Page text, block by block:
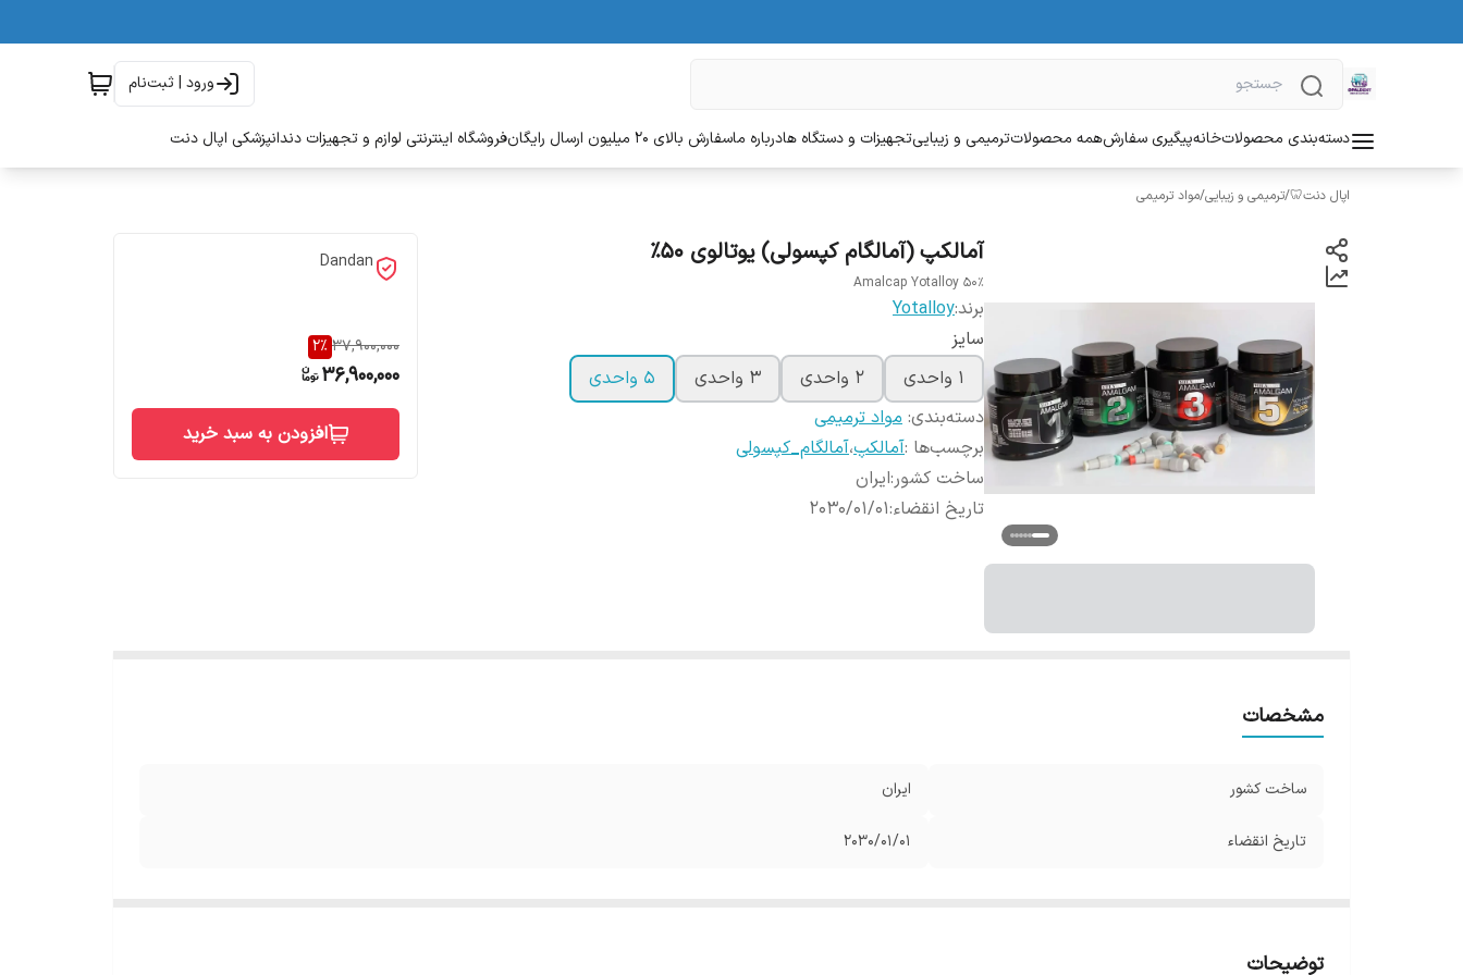
ورود | ثبت‌نام
دسته‌بندی محصولاتخانهپیگیری سفارشهمه محصولاتترمیمی و زیباییتجهیزات و دستگاه هادرباره ماسفارش بالای 20 میلیون ارسال رایگان فروشگاه اینترنتی لوازم و تجهیزات دندانپزشکی اپال دنت
اپال دنت🦷/ترمیمی و زیبایی/مواد ترمیمی
آمالکپ (آمالگام کپسولی) یوتالوی 50%
Amalcap Yotalloy 50%
برند:Yotalloy
سایز
1 واحدی
2 واحدی 3 واحدی
5 واحدی
دسته‌بندی: مواد ترمیمی
برچسب‌ها :آمالکپ،آمالگام_کپسولی
ساخت کشور:ایران
تاریخ انقضاء:
2030/01/01
Dandan
37,900,000
2%
36,900,000
افزودن به سبد خرید
مشخصات
ساخت کشور ایران
تاریخ انقضاء 2030/01/01
توضیحات